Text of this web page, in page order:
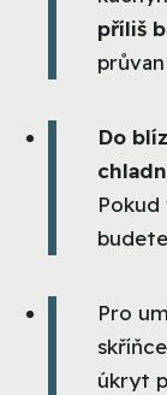
příliš
Do
Pokud
Pro
úkryt